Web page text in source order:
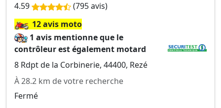
4.59 (795 avis)
🏍️12 avis moto
1 avis mentionne que le
contrôleur est également motard
8 Rdpt de la Corbinerie, 44400, Rezé
À 28.2 km de votre recherche
Fermé